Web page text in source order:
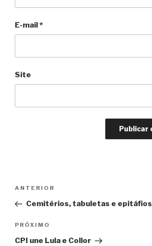
E-mail*
Site
Post
Anterior
ANTERIOR
Cemitérios, tabuletas e epitáfios
Próximo
PRÓXIMO
CPI une Lula e Collor